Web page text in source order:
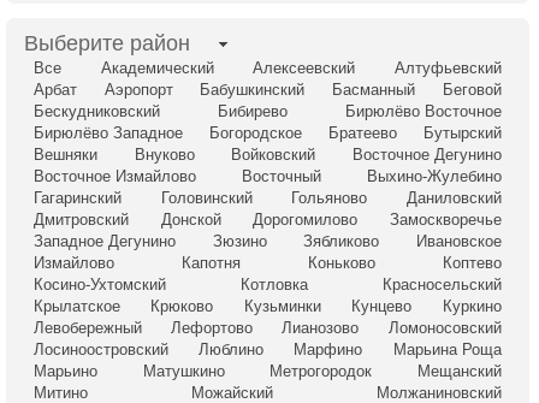
Выберите район
Все Академический Алексеевский
Алтуфьевский
Арбат
Аэропорт Бабушкинский Басманный
Беговой
Бескудниковский
Бибирево
Бирюлёво Восточное
Бирюлёво Западное
Богородское Братеево
Бутырский
Вешняки
Внуково Войковский
Восточное Дегунино
Восточное Измайлово
Восточный
Выхино-Жулебино
Гагаринский
Головинский Гольяново
Даниловский
Дмитровский
Донской Дорогомилово
Замоскворечье
Западное Дегунино
Зюзино Зябликово
Ивановское
Измайлово
Капотня Коньково
Коптево
Косино-Ухтомский
Котловка
Красносельский
Крылатское
Крюково Кузьминки Кунцево
Куркино
Левобережный
Лефортово Лианозово
Ломоносовский
Лосиноостровский
Люблино Марфино
Марьина Роща
Марьино
Матушкино Метрогородок
Мещанский
Митино
Можайский
Молжаниновский